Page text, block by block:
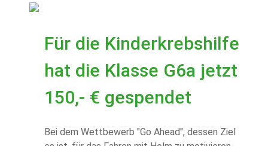
Für die Kinderkrebshilfe
hat die Klasse G6a jetzt
150,- € gespendet
Bei dem Wettbewerb "Go Ahead", dessen Ziel